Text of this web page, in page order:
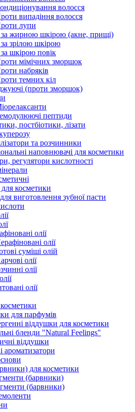
волосся
випадіння волосся
лупи
за жирною шкірою (акне, прищі)
зрілою шкірою
шкірою повік
мімічних зморшок
набряків
темних кіл
(проти зморшок)
пептиди
постбіотики, лізати
та розчинники
наповнювачі для косметики
регулятори кислотності
косметики
виготовлення зубної пасти
олії
олії
суміші олій
олії
олії
олії
для парфумів
віддушки для косметики
бленди "Natural Feelings"
віддушки
ароматизатори
для косметики
(барвники)
(барвники)